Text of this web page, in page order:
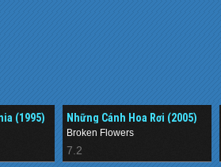
(1995) Những Cánh Hoa Rơi (2005)
Broken Flowers
7.2